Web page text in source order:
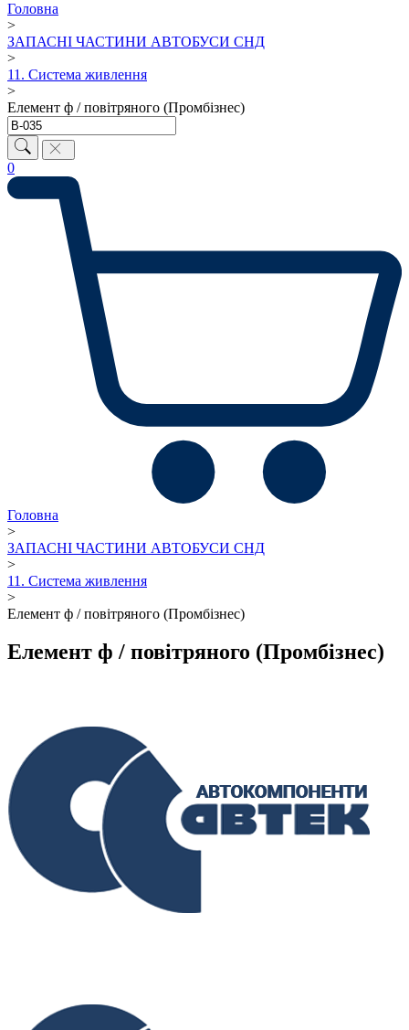
Головна
>
ЗАПАСНІ ЧАСТИНИ АВТОБУСИ СНД
>
11. Система живлення
>
Елемент ф / повітряного (Промбізнес)
0
Головна
>
ЗАПАСНІ ЧАСТИНИ АВТОБУСИ СНД
>
11. Система живлення
>
Елемент ф / повітряного (Промбізнес)
Елемент ф / повітряного (Промбізнес)